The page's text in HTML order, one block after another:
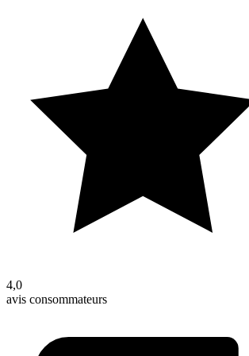
4,0
avis consommateurs